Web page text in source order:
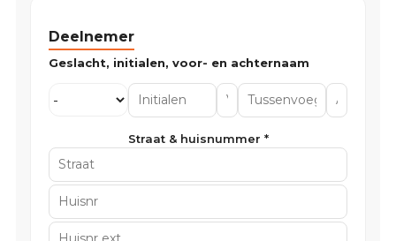
Deelnemer
Straat & huisnummer *